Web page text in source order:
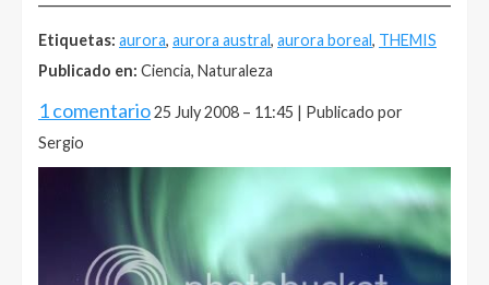
Etiquetas: aurora, aurora austral, aurora boreal, THEMIS
Publicado en: Ciencia, Naturaleza
1 comentario25 July 2008 – 11:45 | Publicado por
Sergio